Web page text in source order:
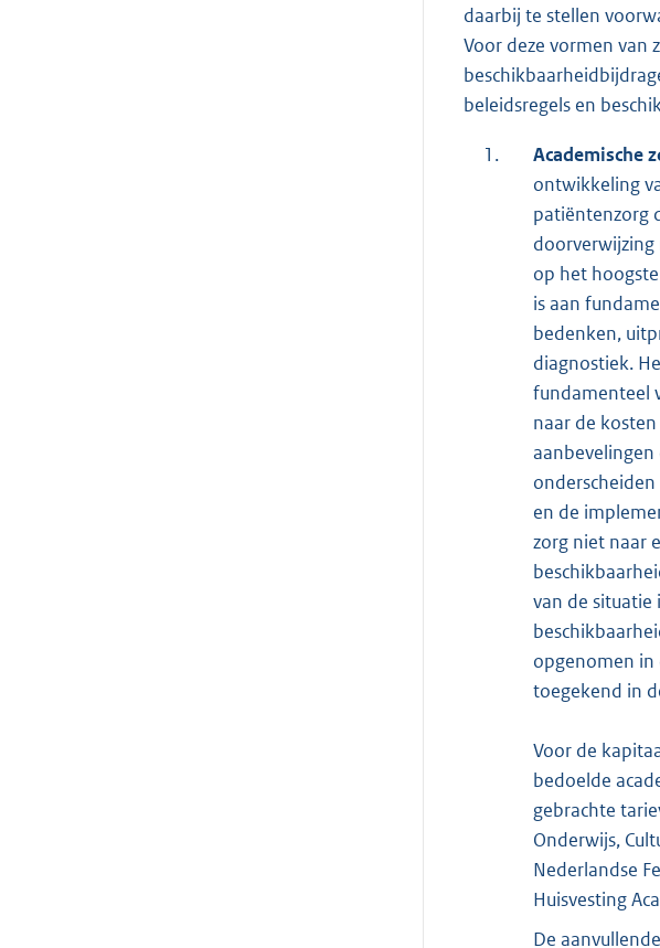
daarbij te stellen
Voor deze vormen van
beleidsregels en
1. Academische
ontwikkeling
patiëntenzorg
doorverwijzing
op het
is aan
bedenken,
diagnostiek.
fundamenteel
naar de
en de
zorg niet naar
van de
opgenomen in
toegekend in
Voor de
bedoelde
gebrachte
Onderwijs,
Nederlandse
Huisvesting
De